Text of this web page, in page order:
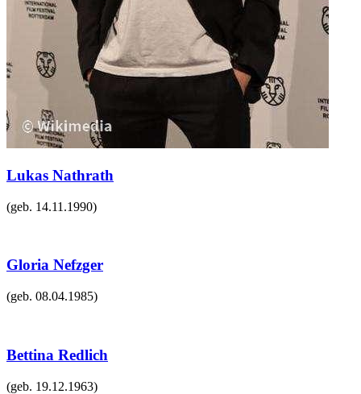
Lukas Nathrath
(geb. 14.11.1990)
Gloria Nefzger
(geb. 08.04.1985)
Bettina Redlich
(geb. 19.12.1963)